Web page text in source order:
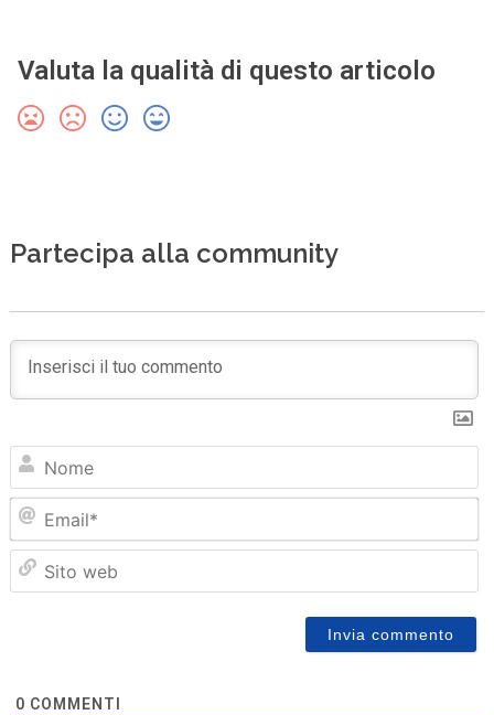
Valuta la qualità di questo articolo
Partecipa alla community
0 COMMENTI